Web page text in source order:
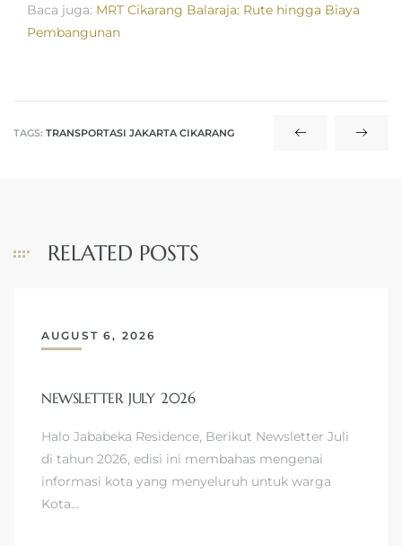
Baca juga: MRT Cikarang Balaraja: Rute hingga Biaya
Pembangunan
TAGS: TRANSPORTASI JAKARTA CIKARANG
RELATED POSTS
AUGUST 6, 2026
NEWSLETTER JULY 2026
Halo Jababeka Residence, Berikut Newsletter Juli
di tahun 2026, edisi ini membahas mengenai
informasi kota yang menyeluruh untuk warga
Kota…